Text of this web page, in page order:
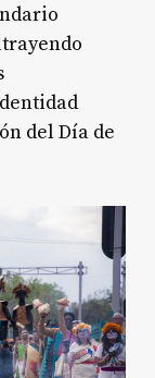
del Día de